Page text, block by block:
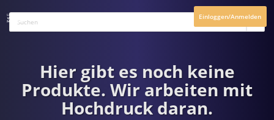
Einloggen/Anmelden
Hier gibt es noch keine
Produkte. Wir arbeiten mit
Hochdruck daran.